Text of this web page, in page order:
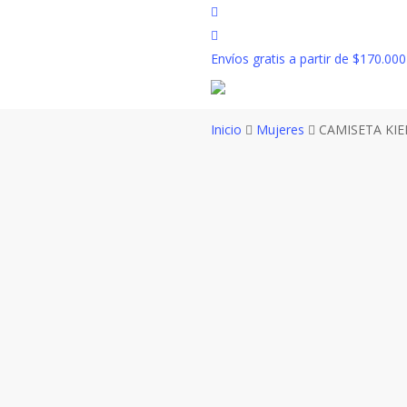
facebook
instagram
Envíos gratis a partir de $170.000
Inicio Mujeres CAMISETA